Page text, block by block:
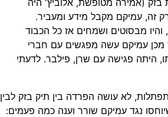
זה, עמיקם מקבל מידע ומעביר.
נבחר, והיו מבסוטים ושמחים אז כל הכבוד
מכן עמיקם עשה מפגשים עם חברי
היתה פגישה עם שרן, פילבר. לדעתי
לא עושה הפרדה בין תיק בזק לבין
נגד עמיקם שורר וענה כמה פעמים: